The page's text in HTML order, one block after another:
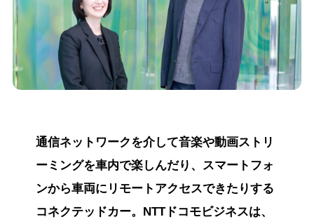
通信ネットワークを介して音楽や動画ストリ
ーミングを車内で楽しんだり、スマートフォ
ンから車両にリモートアクセスできたりする
コネクテッドカー。NTTドコモビジネスは、